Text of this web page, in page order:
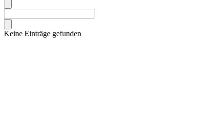
Keine Einträge gefunden